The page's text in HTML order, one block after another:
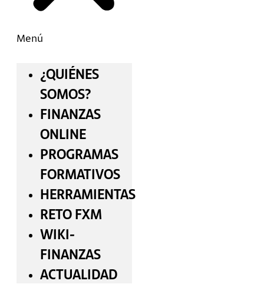
Menú
¿QUIÉNES
SOMOS?
FINANZAS
ONLINE
PROGRAMAS
FORMATIVOS
HERRAMIENTAS
RETO FXM
WIKI-
FINANZAS
ACTUALIDAD